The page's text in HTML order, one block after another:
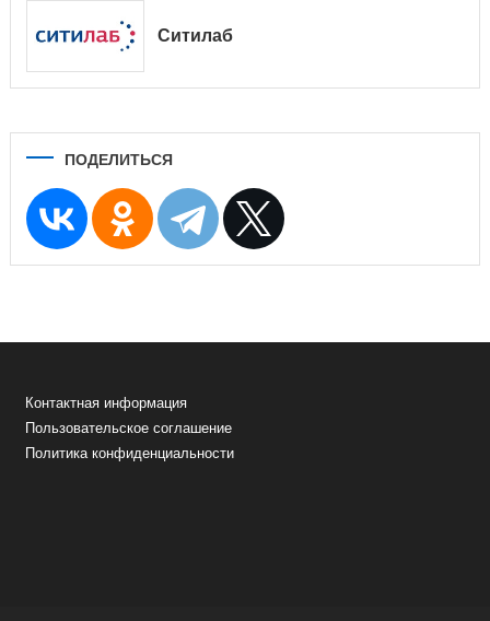
Ситилаб
ПОДЕЛИТЬСЯ
Контактная информация
Пользовательское соглашение
Политика конфиденциальности